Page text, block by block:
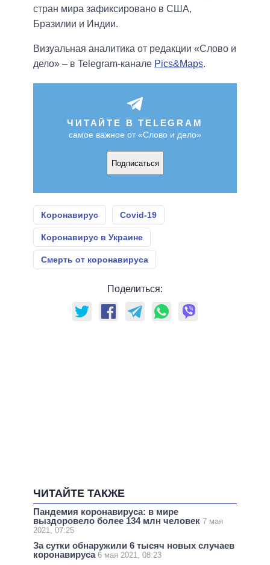
стран мира зафиксировано в США,
Бразилии и Индии.
Визуальная аналитика от редакции «Слово и
дело» – в Telegram-канале Pics&Maps.
ЧИТАЙТЕ В TELEGRAM
самое важное от «Слово и дело»
Подписаться
Коронавирус Covid-19
Коронавирус в Украине
Смерть от коронавируса
Поделиться:
ЧИТАЙТЕ ТАКЖЕ
Пандемия коронавируса: в мире
выздоровело более 134 млн человек 7 мая
2021, 07:25
За сутки обнаружили 6 тысяч новых случаев
коронавируса 6 мая 2021, 08:23